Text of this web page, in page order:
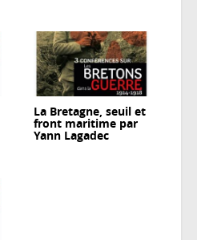
La Bretagne, seuil et
front maritime par
Yann Lagadec